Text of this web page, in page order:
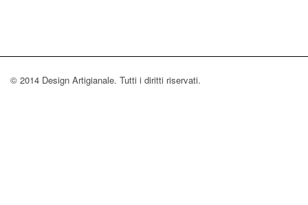
© 2014 Design Artigianale. Tutti i diritti riservati.